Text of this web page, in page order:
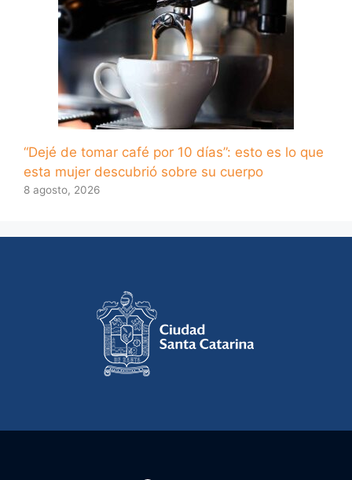
“Dejé de tomar café por 10 días”: esto es lo que
esta mujer descubrió sobre su cuerpo
8 agosto, 2026